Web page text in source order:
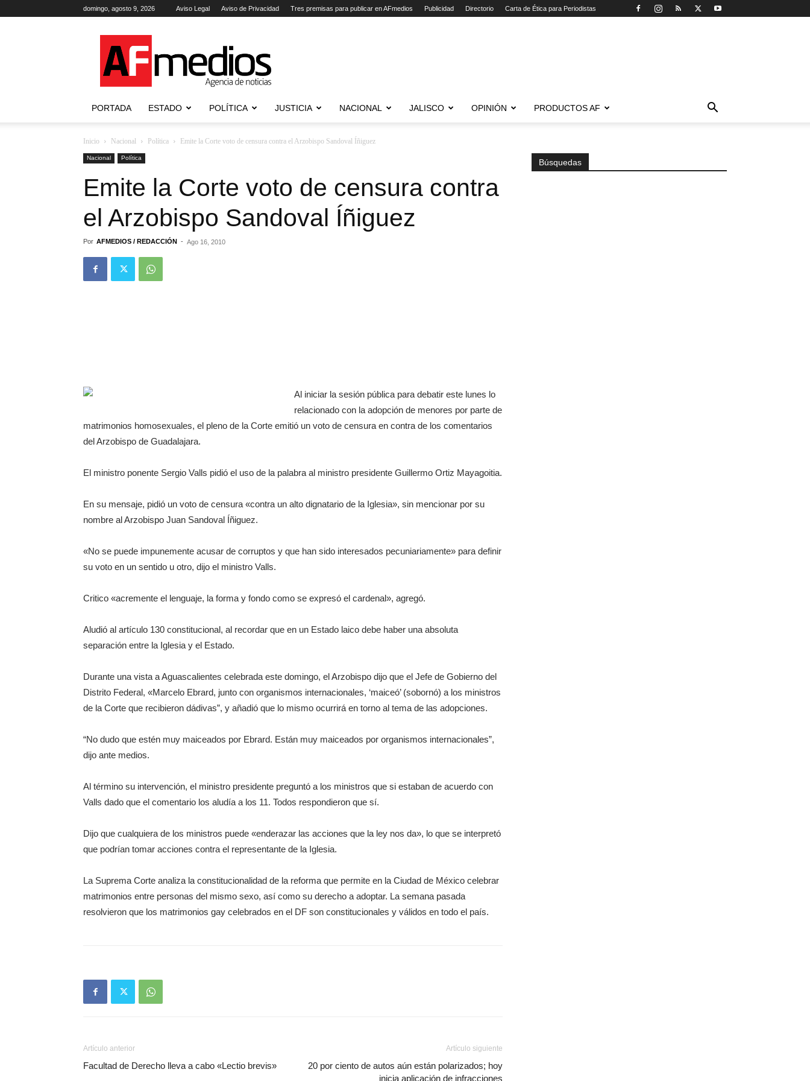
domingo, agosto 9, 2026 Aviso Legal Aviso de Privacidad Tres premisas para publicar en AFmedios Publicidad Directorio Carta de Ética para Periodistas
Agencia
de
Noticias
PORTADA ESTADO POLÍTICA JUSTICIA NACIONAL JALISCO OPINIÓN PRODUCTOS AF
Inicio Nacional Política Emite la Corte voto de censura contra el Arzobispo Sandoval Íñiguez
Nacional Política
Emite la Corte voto de censura contra
el Arzobispo Sandoval Íñiguez
Por AFMEDIOS / REDACCIÓN - Ago 16, 2010
Al iniciar la sesión pública para debatir este lunes lo
relacionado con la adopción de menores por parte de
matrimonios homosexuales, el pleno de la Corte emitió un voto de censura en contra de los comentarios
del Arzobispo de Guadalajara.
El ministro ponente Sergio Valls pidió el uso de la palabra al ministro presidente Guillermo Ortiz Mayagoitia.
En su mensaje, pidió un voto de censura «contra un alto dignatario de la Iglesia», sin mencionar por su
nombre al Arzobispo Juan Sandoval Íñiguez.
«No se puede impunemente acusar de corruptos y que han sido interesados pecuniariamente» para definir
su voto en un sentido u otro, dijo el ministro Valls.
Critico «acremente el lenguaje, la forma y fondo como se expresó el cardenal», agregó.
Aludió al artículo 130 constitucional, al recordar que en un Estado laico debe haber una absoluta
separación entre la Iglesia y el Estado.
Durante una vista a Aguascalientes celebrada este domingo, el Arzobispo dijo que el Jefe de Gobierno del
Distrito Federal, «Marcelo Ebrard, junto con organismos internacionales, ‘maiceó’ (sobornó) a los ministros
de la Corte que recibieron dádivas”, y añadió que lo mismo ocurrirá en torno al tema de las adopciones.
“No dudo que estén muy maiceados por Ebrard. Están muy maiceados por organismos internacionales”,
dijo ante medios.
Al término su intervención, el ministro presidente preguntó a los ministros que si estaban de acuerdo con
Valls dado que el comentario los aludía a los 11. Todos respondieron que sí.
Dijo que cualquiera de los ministros puede «enderazar las acciones que la ley nos da», lo que se interpretó
que podrían tomar acciones contra el representante de la Iglesia.
La Suprema Corte analiza la constitucionalidad de la reforma que permite en la Ciudad de México celebrar
matrimonios entre personas del mismo sexo, así como su derecho a adoptar. La semana pasada
resolvieron que los matrimonios gay celebrados en el DF son constitucionales y válidos en todo el país.
Artículo anterior
Facultad de Derecho lleva a cabo «Lectio brevis»
Artículo siguiente
20 por ciento de autos aún están polarizados; hoy
inicia aplicación de infracciones
Búsquedas